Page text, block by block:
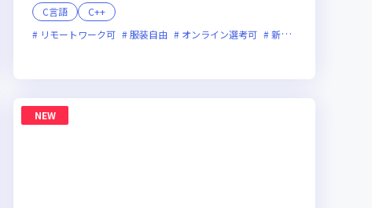
面接1回 残業月20時間未満 上場企業 女性エンジニアが活躍中
C言語
C++
リモートワーク可
服装自由 オンライン選考可 新技術に積極的
NEW